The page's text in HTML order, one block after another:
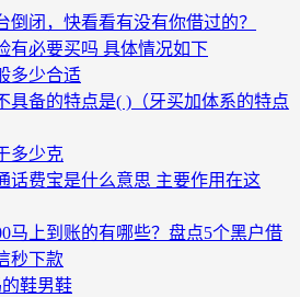
倒闭，快看看有没有你借过的？
有必要买吗 具体情况如下
多少合适
具备的特点是( )（牙买加体系的特点
多少克
话费宝是什么意思 主要作用在这
马上到账的有哪些？盘点5个黑户借
秒下款
鞋男鞋